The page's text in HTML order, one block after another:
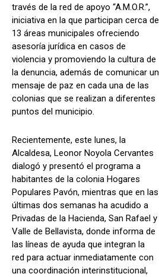
través de la red de apoyo “A.M.O.R.”,
iniciativa en la que participan cerca de
13 áreas municipales ofreciendo
asesoría jurídica en casos de
violencia y promoviendo la cultura de
la denuncia, además de comunicar un
mensaje de paz en cada una de las
colonias que se realizan a diferentes
puntos del municipio.
Recientemente, este lunes, la
Alcaldesa, Leonor Noyola Cervantes
dialogó y presentó el programa a
habitantes de la colonia Hogares
Populares Pavón, mientras que en las
últimas dos semanas ha acudido a
Privadas de la Hacienda, San Rafael y
Valle de Bellavista, donde informa de
las líneas de ayuda que integran la
red para actuar inmediatamente con
una coordinación interinstitucional,